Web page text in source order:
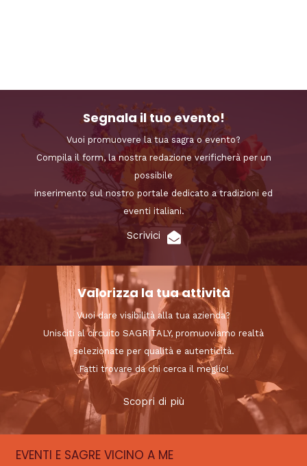
Segnala il tuo evento!
Vuoi promuovere la tua sagra o evento?
Compila il form, la nostra redazione verificherà per un
possibile
inserimento sul nostro portale dedicato a tradizioni ed
eventi italiani.
Scrivici
Valorizza la tua attività
Vuoi dare visibilità alla tua azienda?
Unisciti al circuito SAGRITALY, promuoviamo realtà
selezionate per qualità e autenticità.
Fatti trovare da chi cerca il meglio!
Scopri di più
EVENTI E SAGRE VICINO A ME